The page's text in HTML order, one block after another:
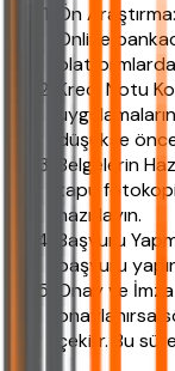
Ön
Online
Kredi Notu
düşükse
Belgelerin
tapu
hazırlayın.
Başvuru
başvuru
Onay ve
onaylanırsa
çekilir. Bu